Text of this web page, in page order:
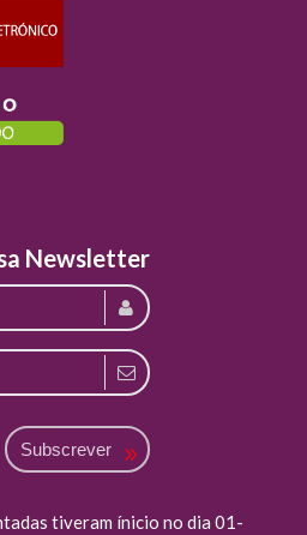
Newsletter
Subscrever
tiveram ínicio no dia 01-